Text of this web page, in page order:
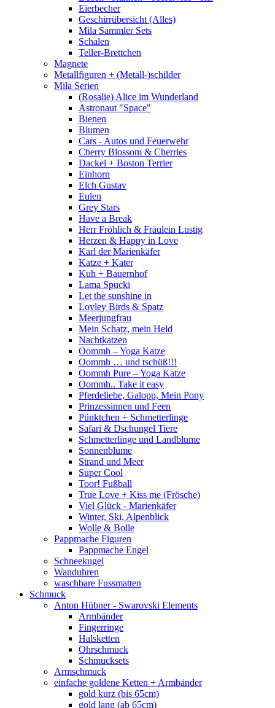
Eierbecher
Geschirrübersicht (Alles)
Mila Sammler Sets
Schalen
Teller-Brettchen
Magnete
Metallfiguren + (Metall-)schilder
Mila Serien
(Rosalie) Alice im Wunderland
Astronaut "Space"
Bienen
Blumen
Cars - Autos und Feuerwehr
Cherry Blossom & Cherries
Dackel + Boston Terrier
Einhorn
Elch Gustav
Eulen
Grey Stars
Have a Break
Herr Fröhlich & Fräulein Lustig
Herzen & Happy in Love
Karl der Marienkäfer
Katze + Kater
Kuh + Bauernhof
Lama Spucki
Let the sunshine in
Lovley Birds & Spatz
Meerjungfrau
Mein Schatz, mein Held
Nachtkatzen
Oommh – Yoga Katze
Oommh … und tschüß!!!
Oommh Pure – Yoga Katze
Oommh.. Take it easy
Pferdeliebe, Galopp, Mein Pony
Prinzessinnen und Feen
Pünktchen + Schmetterlinge
Safari & Dschungel Tiere
Schmetterlinge und Landblume
Sonnenblume
Strand und Meer
Super Cool
Toor! Fußball
True Love + Kiss me (Frösche)
Viel Glück - Marienkäfer
Winter, Ski, Alpenblick
Wolle & Bolle
Pappmache Figuren
Pappmache Engel
Schneekugel
Wanduhren
waschbare Fussmatten
Schmuck
Anton Hübner - Swarovski Elements
Armbänder
Fingerringe
Halsketten
Ohrschmuck
Schmucksets
Armschmuck
einfache goldene Ketten + Armbänder
gold kurz (bis 65cm)
gold lang (ab 65cm)